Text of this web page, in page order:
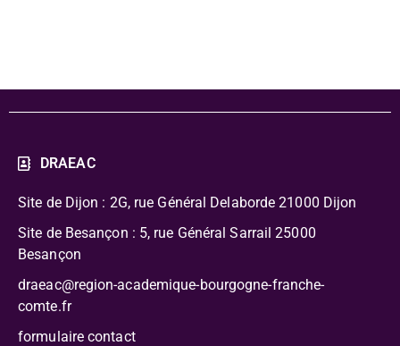
DRAEAC
Site de Dijon : 2G, rue Général Delaborde 21000 Dijon
Site de Besançon : 5, rue Général Sarrail 25000
Besançon
draeac@region-academique-bourgogne-franche-
comte.fr
formulaire contact